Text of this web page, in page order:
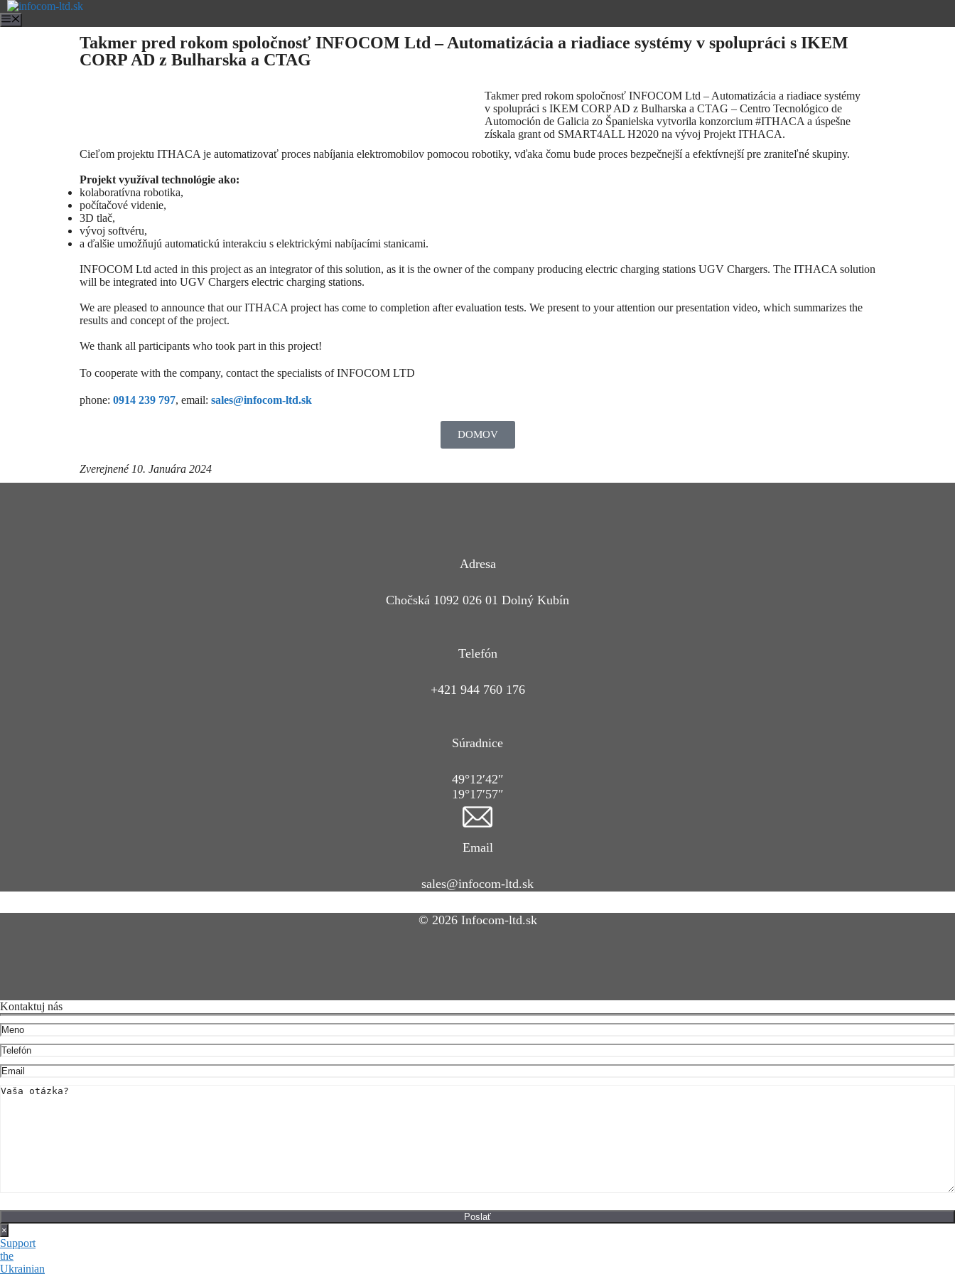
Takmer pred rokom spoločnosť INFOCOM Ltd – Automatizácia a riadiace systémy v spolupráci s IKEM
CORP AD z Bulharska a CTAG
Takmer pred rokom spoločnosť INFOCOM Ltd – Automatizácia a riadiace systémy
v spolupráci s IKEM CORP AD z Bulharska a CTAG – Centro Tecnológico de
Automoción de Galicia zo Španielska vytvorila konzorcium #ITHACA a úspešne
získala grant od SMART4ALL H2020 na vývoj Projekt ITHACA.
Cieľom projektu ITHACA je automatizovať proces nabíjania elektromobilov pomocou robotiky, vďaka čomu bude proces bezpečnejší a efektívnejší pre zraniteľné skupiny.
Projekt využíval technológie ako:
kolaboratívna robotika,
počítačové videnie,
3D tlač,
vývoj softvéru,
a ďalšie umožňujú automatickú interakciu s elektrickými nabíjacími stanicami.
INFOCOM Ltd acted in this project as an integrator of this solution, as it is the owner of the company producing electric charging stations UGV Chargers. The ITHACA solution
will be integrated into UGV Chargers electric charging stations.
We are pleased to announce that our ITHACA project has come to completion after evaluation tests. We present to your attention our presentation video, which summarizes the
results and concept of the project.
We thank all participants who took part in this project!
To cooperate with the company, contact the specialists of INFOCOM LTD
phone: 0914 239 797, email: sales@infocom-ltd.sk
DOMOV
Zverejnené 10. Januára 2024
Adresa
Chočská 1092 026 01 Dolný Kubín
Telefón
+421 944 760 176
Súradnice
49°12′42″
19°17′57″
Email
sales@infocom-ltd.sk
© 2026 Infocom-ltd.sk
Kontaktuj nás
×
Support
the
Ukrainian